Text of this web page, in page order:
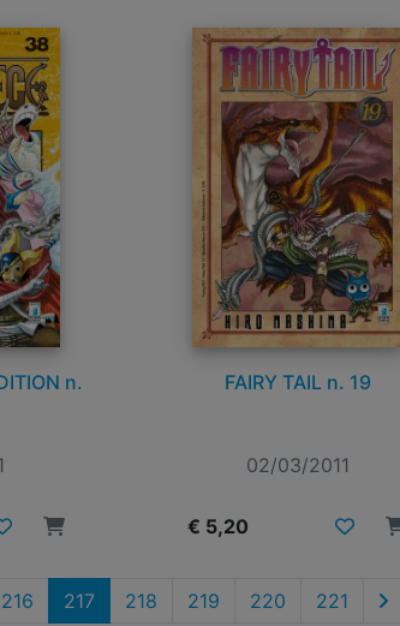
n.
FAIRY TAIL n. 19
02/03/2011
€ 5,20
216 217 218 219 220 221